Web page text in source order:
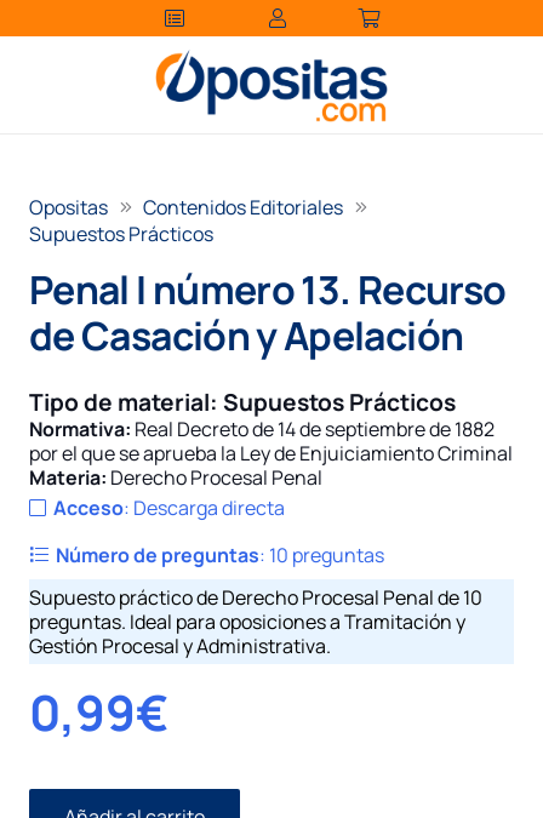
Opositas
Contenidos Editoriales
Supuestos Prácticos
Penal I número 13. Recurso
de Casación y Apelación
Tipo de material: Supuestos Prácticos
Normativa: Real Decreto de 14 de septiembre de 1882
por el que se aprueba la Ley de Enjuiciamiento Criminal
Materia: Derecho Procesal Penal
Acceso: Descarga directa
Número de preguntas: 10 preguntas
Supuesto práctico de Derecho Procesal Penal de 10
preguntas. Ideal para oposiciones a Tramitación y
Gestión Procesal y Administrativa.
0,99€